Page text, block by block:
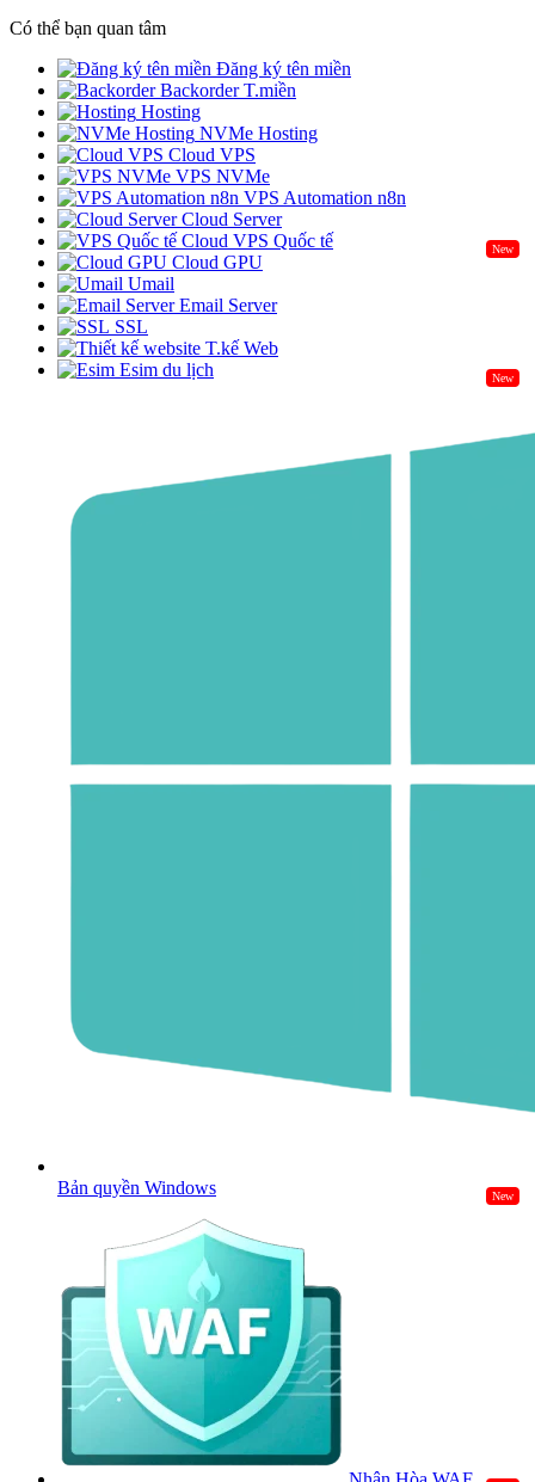
Có thể bạn quan tâm
Đăng ký tên miền
Backorder T.miền
Hosting
NVMe Hosting
Cloud VPS
VPS NVMe
VPS Automation n8n
Cloud Server
Cloud VPS Quốc tế
New
Cloud GPU
Umail
Email Server
SSL
T.kế Web
Esim du lịch
New
Bản quyền Windows New